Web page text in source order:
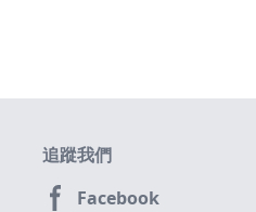
追蹤我們
Facebook